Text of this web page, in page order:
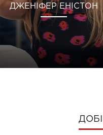
ДЖЕНІФЕР ЕНІСТОН